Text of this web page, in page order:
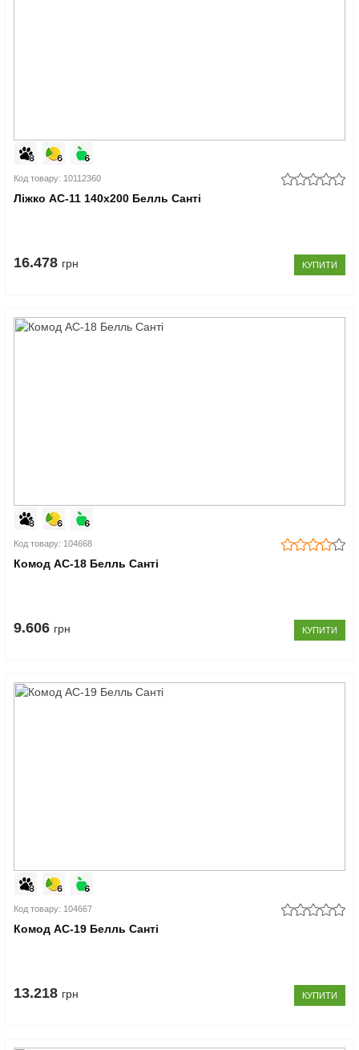
Код товару: 10112360
Ліжко АС-11 140x200 Белль Санті
16.478 грн КУПИТИ
Код товару: 104668
Комод АС-18 Белль Санті
9.606 грн КУПИТИ
Код товару: 104667
Комод АС-19 Белль Санті
13.218 грн КУПИТИ